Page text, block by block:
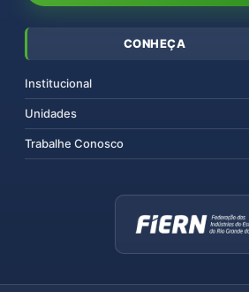
CONHEÇA
Institucional
Unidades
Trabalhe Conosco